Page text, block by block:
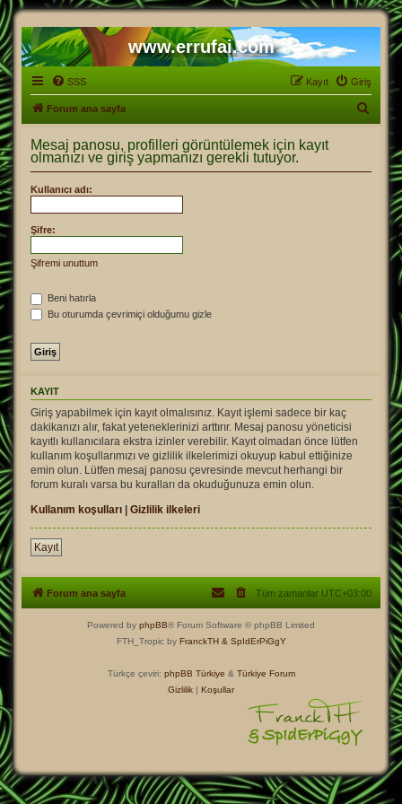
www.errufai.com
SSS Giriş
Kayıt
Forum ana sayfa
Mesaj panosu, profilleri görüntülemek için kayıt
olmanızı ve giriş yapmanızı gerekli tutuyor.
Kullanıcı adı:
Şifre:
Şifremi unuttum
Beni hatırla
Bu oturumda çevrimiçi olduğumu gizle
KAYIT
Giriş yapabilmek için kayıt olmalısınız. Kayıt işlemi sadece bir kaç
dakikanızı alır, fakat yeteneklerinizi arttırır. Mesaj panosu yöneticisi
kayıtlı kullanıcılara ekstra izinler verebilir. Kayıt olmadan önce lütfen
kullanım koşullarımızı ve gizlilik ilkelerimizi okuyup kabul ettiğinize
emin olun. Lütfen mesaj panosu çevresinde mevcut herhangi bir
forum kuralı varsa bu kuralları da okuduğunuza emin olun.
Kullanım koşulları | Gizlilik ilkeleri
Kayıt
Forum ana sayfa Tüm zamanlar UTC+03:00
Powered by phpBB® Forum Software © phpBB Limited
FTH_Tropic by FranckTH & SpIdErPiGgY
Türkçe çeviri: phpBB Türkiye & Türkiye Forum
Gizlilik | Koşullar